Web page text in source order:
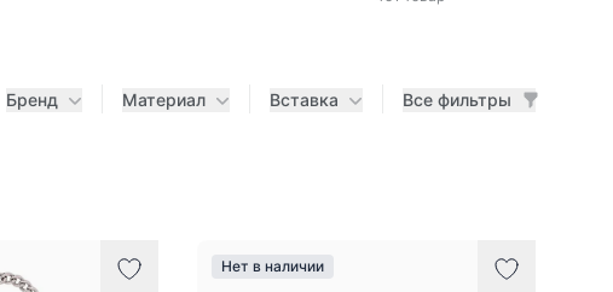
Бренд Материал Вставка Все фильтры
Нет в наличии